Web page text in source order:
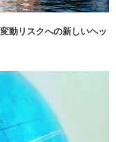
動リスクへの新しいヘッ